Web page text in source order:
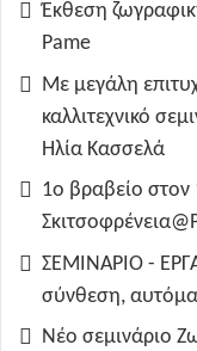
Έκθεση
Pame
Με μεγάλη
καλλιτεχνικό
Ηλία Κασσελά
1ο βραβείο
ΣΕΜΙΝΑΡΙΟ -
σύνθεση,
Νέο σεμινάριο